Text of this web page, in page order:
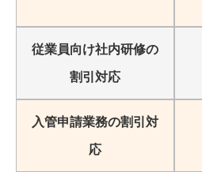
従業員向け社内研修の
割引対応
入管申請業務の割引対
応